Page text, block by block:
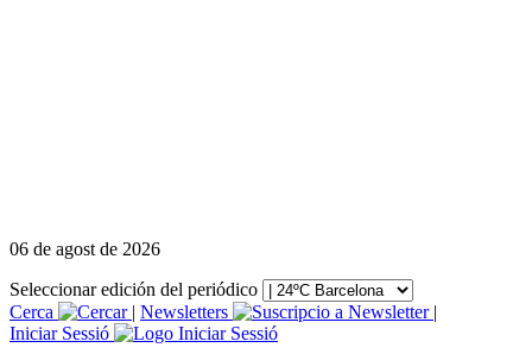
06 de agost de 2026
Seleccionar edición del periódico
Cerca
| Newsletters
|
Iniciar Sessió